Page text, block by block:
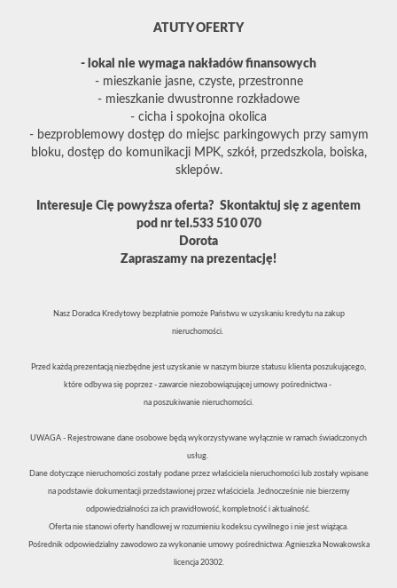
ATUTY OFERTY
- lokal nie wymaga nakładów finansowych
- mieszkanie jasne, czyste, przestronne
- mieszkanie dwustronne rozkładowe
- cicha i spokojna okolica
- bezproblemowy dostęp do miejsc parkingowych przy samym
bloku, dostęp do komunikacji MPK, szkół, przedszkola, boiska,
sklepów.
Interesuje Cię powyższa oferta? Skontaktuj się z agentem
pod nr tel.533 510 070
Dorota
Zapraszamy na prezentację!
Nasz Doradca Kredytowy bezpłatnie pomoże Państwu w uzyskaniu kredytu na zakup
nieruchomości.
Przed każdą prezentacją niezbędne jest uzyskanie w naszym biurze statusu klienta poszukującego,
które odbywa się poprzez - zawarcie niezobowiązującej umowy pośrednictwa -
na poszukiwanie nieruchomości.
UWAGA - Rejestrowane dane osobowe będą wykorzystywane wyłącznie w ramach świadczonych
usług.
Dane dotyczące nieruchomości zostały podane przez właściciela nieruchomości lub zostały wpisane
na podstawie dokumentacji przedstawionej przez właściciela. Jednocześnie nie bierzemy
odpowiedzialności za ich prawidłowość, kompletność i aktualność.
Oferta nie stanowi oferty handlowej w rozumieniu kodeksu cywilnego i nie jest wiążąca.
Pośrednik odpowiedzialny zawodowo za wykonanie umowy pośrednictwa: Agnieszka Nowakowska
licencja 20302.